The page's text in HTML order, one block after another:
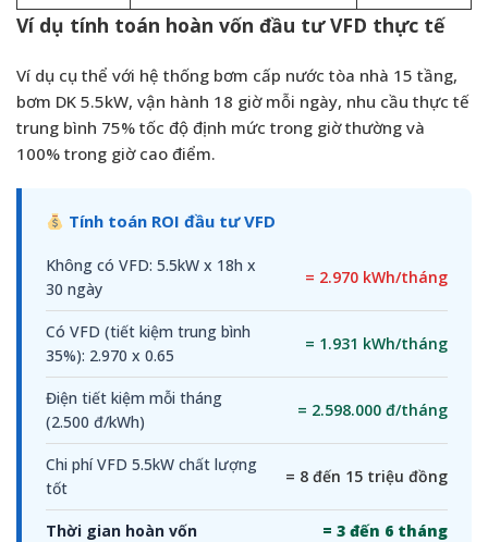
Ví dụ tính toán hoàn vốn đầu tư VFD thực tế
Ví dụ cụ thể với hệ thống bơm cấp nước tòa nhà 15 tầng,
bơm DK 5.5kW, vận hành 18 giờ mỗi ngày, nhu cầu thực tế
trung bình 75% tốc độ định mức trong giờ thường và
100% trong giờ cao điểm.
Tính toán ROI đầu tư VFD
Không có VFD: 5.5kW x 18h x
30 ngày
= 2.970 kWh/tháng
Có VFD (tiết kiệm trung bình
35%): 2.970 x 0.65
= 1.931 kWh/tháng
Điện tiết kiệm mỗi tháng
(2.500 đ/kWh)
= 2.598.000 đ/tháng
Chi phí VFD 5.5kW chất lượng
tốt
= 8 đến 15 triệu đồng
Thời gian hoàn vốn = 3 đến 6 tháng